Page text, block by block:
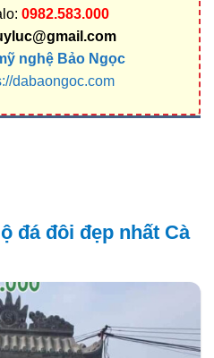
0982.583.000
nghệ Bảo Ngọc
dabaongoc.com
đá đôi đẹp nhất Cà